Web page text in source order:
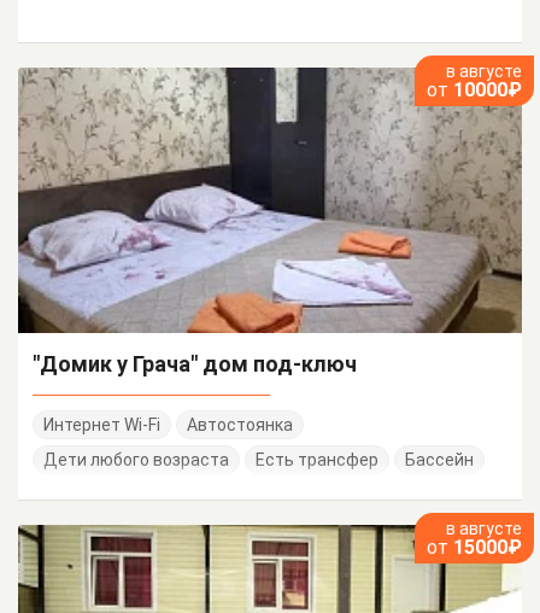
в августе
от 10000₽
"Домик у Грача" дом под-ключ
Интернет Wi-Fi
Автостоянка
Дети любого возраста
Есть трансфер Бассейн
в августе
от 15000₽